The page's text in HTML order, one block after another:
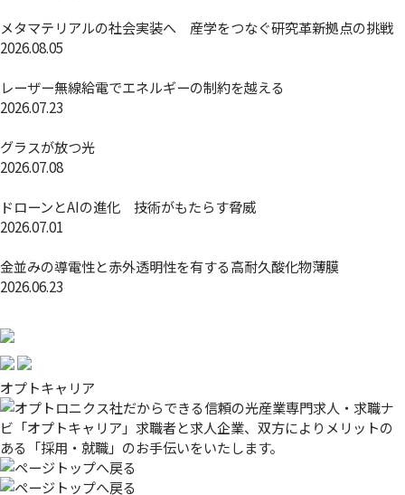
メタマテリアルの社会実装へ 産学をつなぐ研究革新拠点の挑戦
2026.08.05
レーザー無線給電でエネルギーの制約を越える
2026.07.23
グラスが放つ光
2026.07.08
ドローンとAIの進化 技術がもたらす脅威
2026.07.01
金並みの導電性と赤外透明性を有する高耐久酸化物薄膜
2026.06.23
オプトキャリア